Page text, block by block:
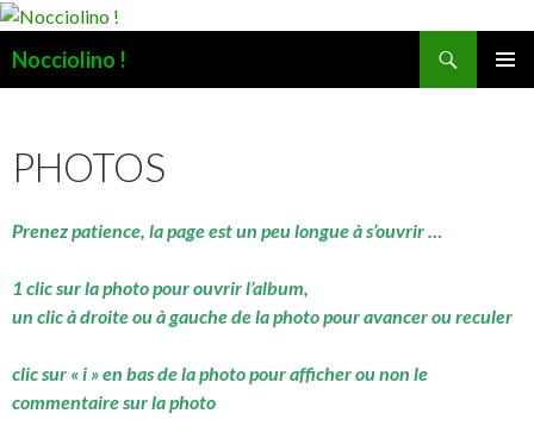
Nocciolino !
PHOTOS
Prenez patience, la page est un peu longue à s’ouvrir …
1 clic sur la photo pour ouvrir l’album,
un clic à droite ou à gauche de la photo pour avancer ou reculer
clic sur « i » en bas de la photo pour afficher ou non le
commentaire sur la photo